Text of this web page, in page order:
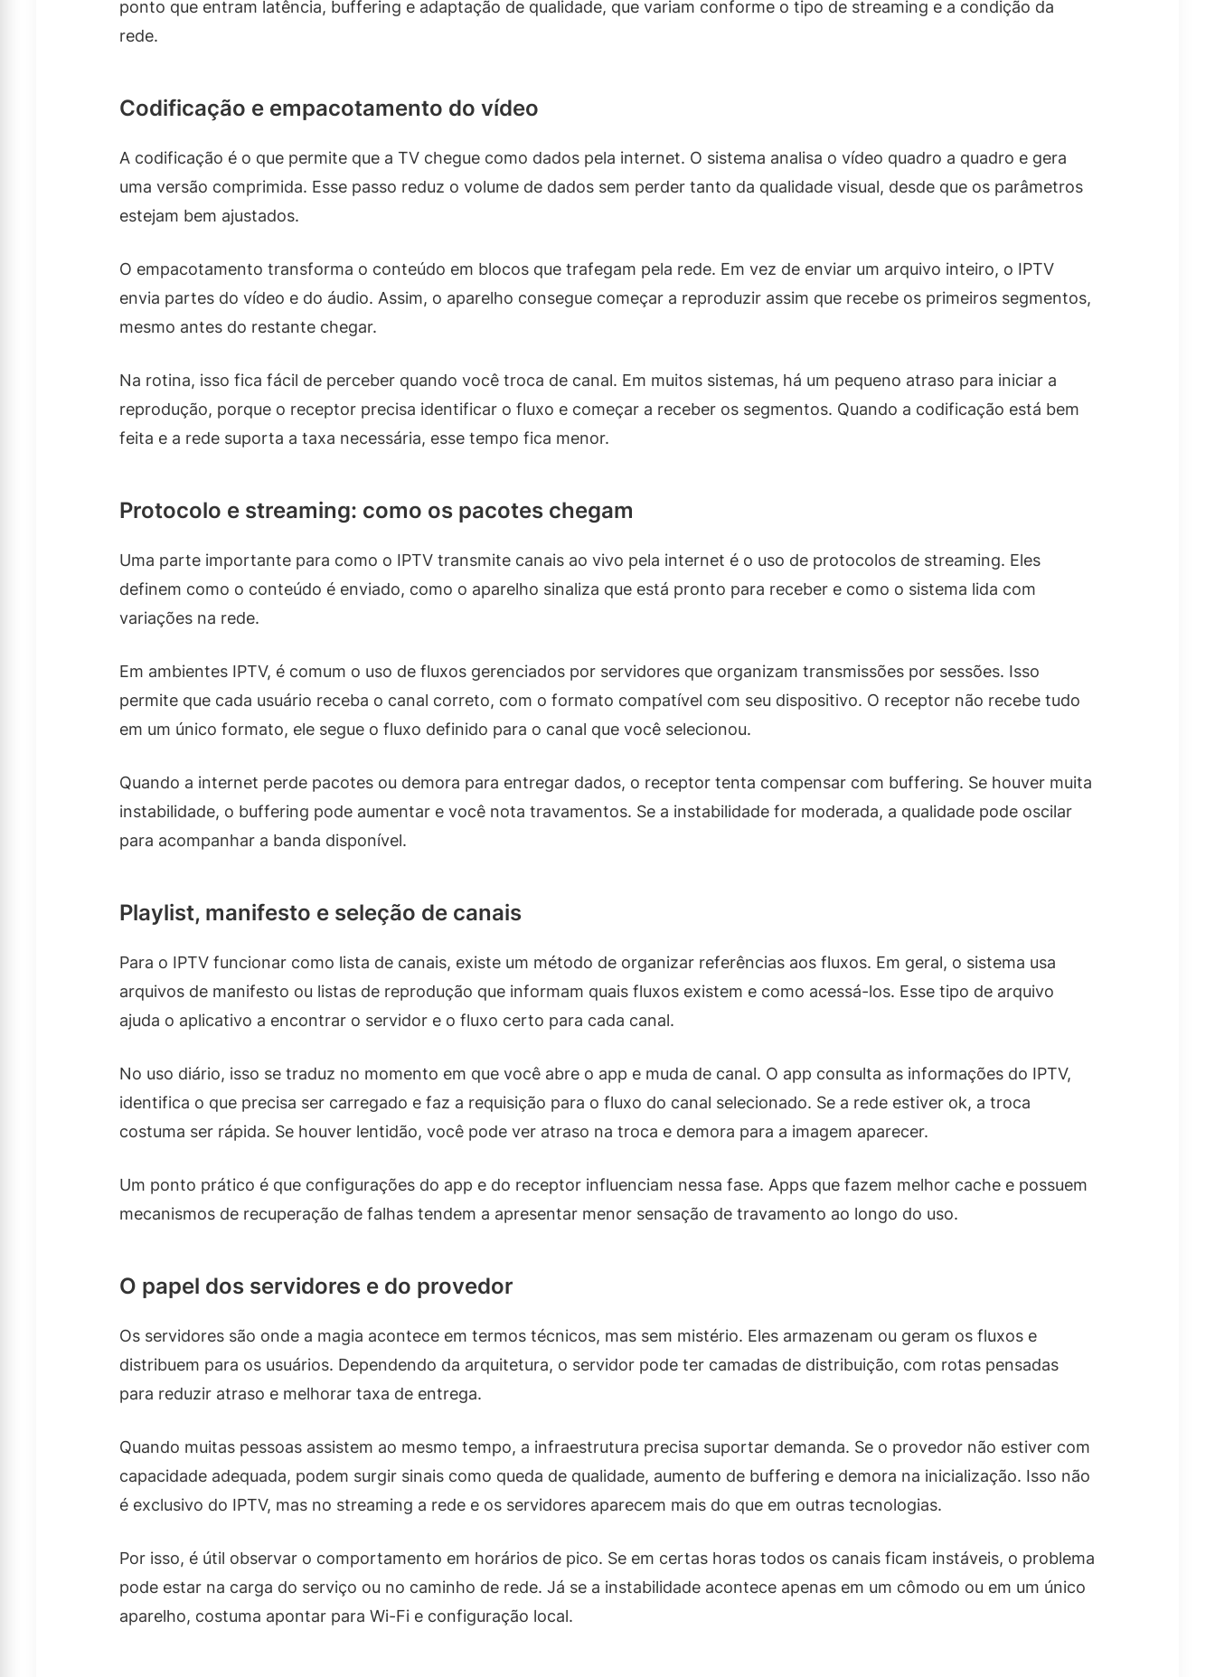
ponto que entram latência, buffering e adaptação de qualidade, que variam conforme o tipo de streaming e a condição da
rede.
Codificação e empacotamento do vídeo
A codificação é o que permite que a TV chegue como dados pela internet. O sistema analisa o vídeo quadro a quadro e gera
uma versão comprimida. Esse passo reduz o volume de dados sem perder tanto da qualidade visual, desde que os parâmetros
estejam bem ajustados.
O empacotamento transforma o conteúdo em blocos que trafegam pela rede. Em vez de enviar um arquivo inteiro, o IPTV
envia partes do vídeo e do áudio. Assim, o aparelho consegue começar a reproduzir assim que recebe os primeiros segmentos,
mesmo antes do restante chegar.
Na rotina, isso fica fácil de perceber quando você troca de canal. Em muitos sistemas, há um pequeno atraso para iniciar a
reprodução, porque o receptor precisa identificar o fluxo e começar a receber os segmentos. Quando a codificação está bem
feita e a rede suporta a taxa necessária, esse tempo fica menor.
Protocolo e streaming: como os pacotes chegam
Uma parte importante para como o IPTV transmite canais ao vivo pela internet é o uso de protocolos de streaming. Eles
definem como o conteúdo é enviado, como o aparelho sinaliza que está pronto para receber e como o sistema lida com
variações na rede.
Em ambientes IPTV, é comum o uso de fluxos gerenciados por servidores que organizam transmissões por sessões. Isso
permite que cada usuário receba o canal correto, com o formato compatível com seu dispositivo. O receptor não recebe tudo
em um único formato, ele segue o fluxo definido para o canal que você selecionou.
Quando a internet perde pacotes ou demora para entregar dados, o receptor tenta compensar com buffering. Se houver muita
instabilidade, o buffering pode aumentar e você nota travamentos. Se a instabilidade for moderada, a qualidade pode oscilar
para acompanhar a banda disponível.
Playlist, manifesto e seleção de canais
Para o IPTV funcionar como lista de canais, existe um método de organizar referências aos fluxos. Em geral, o sistema usa
arquivos de manifesto ou listas de reprodução que informam quais fluxos existem e como acessá-los. Esse tipo de arquivo
ajuda o aplicativo a encontrar o servidor e o fluxo certo para cada canal.
No uso diário, isso se traduz no momento em que você abre o app e muda de canal. O app consulta as informações do IPTV,
identifica o que precisa ser carregado e faz a requisição para o fluxo do canal selecionado. Se a rede estiver ok, a troca
costuma ser rápida. Se houver lentidão, você pode ver atraso na troca e demora para a imagem aparecer.
Um ponto prático é que configurações do app e do receptor influenciam nessa fase. Apps que fazem melhor cache e possuem
mecanismos de recuperação de falhas tendem a apresentar menor sensação de travamento ao longo do uso.
O papel dos servidores e do provedor
Os servidores são onde a magia acontece em termos técnicos, mas sem mistério. Eles armazenam ou geram os fluxos e
distribuem para os usuários. Dependendo da arquitetura, o servidor pode ter camadas de distribuição, com rotas pensadas
para reduzir atraso e melhorar taxa de entrega.
Quando muitas pessoas assistem ao mesmo tempo, a infraestrutura precisa suportar demanda. Se o provedor não estiver com
capacidade adequada, podem surgir sinais como queda de qualidade, aumento de buffering e demora na inicialização. Isso não
é exclusivo do IPTV, mas no streaming a rede e os servidores aparecem mais do que em outras tecnologias.
Por isso, é útil observar o comportamento em horários de pico. Se em certas horas todos os canais ficam instáveis, o problema
pode estar na carga do serviço ou no caminho de rede. Já se a instabilidade acontece apenas em um cômodo ou em um único
aparelho, costuma apontar para Wi-Fi e configuração local.